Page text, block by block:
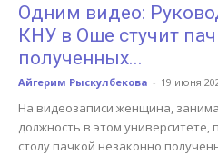
Одним видео:
КНУ в Оше стучит
полученных...
Айгерим Рыскулбекова - 19 июня
На видеозаписи женщина,
должность в этом университете,
столу пачкой незаконно